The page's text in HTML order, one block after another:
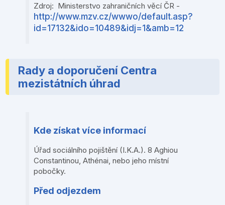
Zdroj: Ministerstvo zahraničních věcí ČR -
http://www.mzv.cz/wwwo/default.asp?
id=17132&ido=10489&idj=1&amb=12
Rady a doporučení Centra
mezistátních úhrad
Kde získat více informací
Úřad sociálního pojištění (I.K.A.). 8 Aghiou
Constantinou, Athénai, nebo jeho místní
pobočky.
Před odjezdem